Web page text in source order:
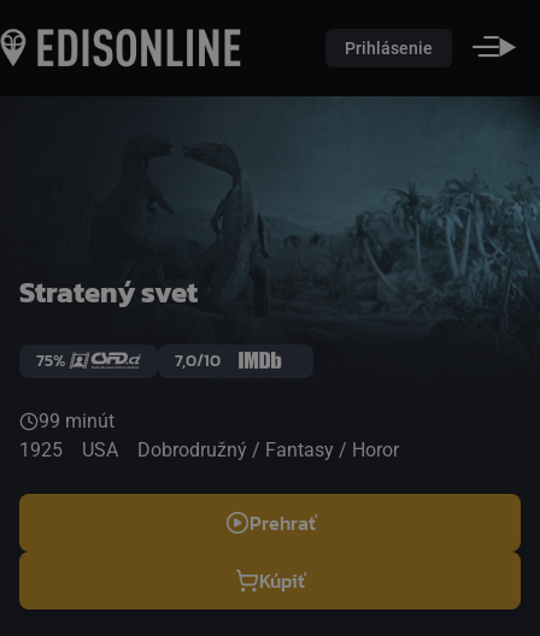
Prihlásenie
Stratený svet
75% 7,0/10
99 minút
1925
USA Dobrodružný / Fantasy / Horor
Prehrať
Kúpiť